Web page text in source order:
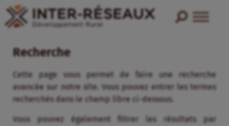
Recherche
Cette page vous permet de faire une recherche
avancée sur notre site. Vous pouvez entrer les termes
recherchés dans le champ libre ci-dessous.
Vous pouvez également filtrer les résultats par